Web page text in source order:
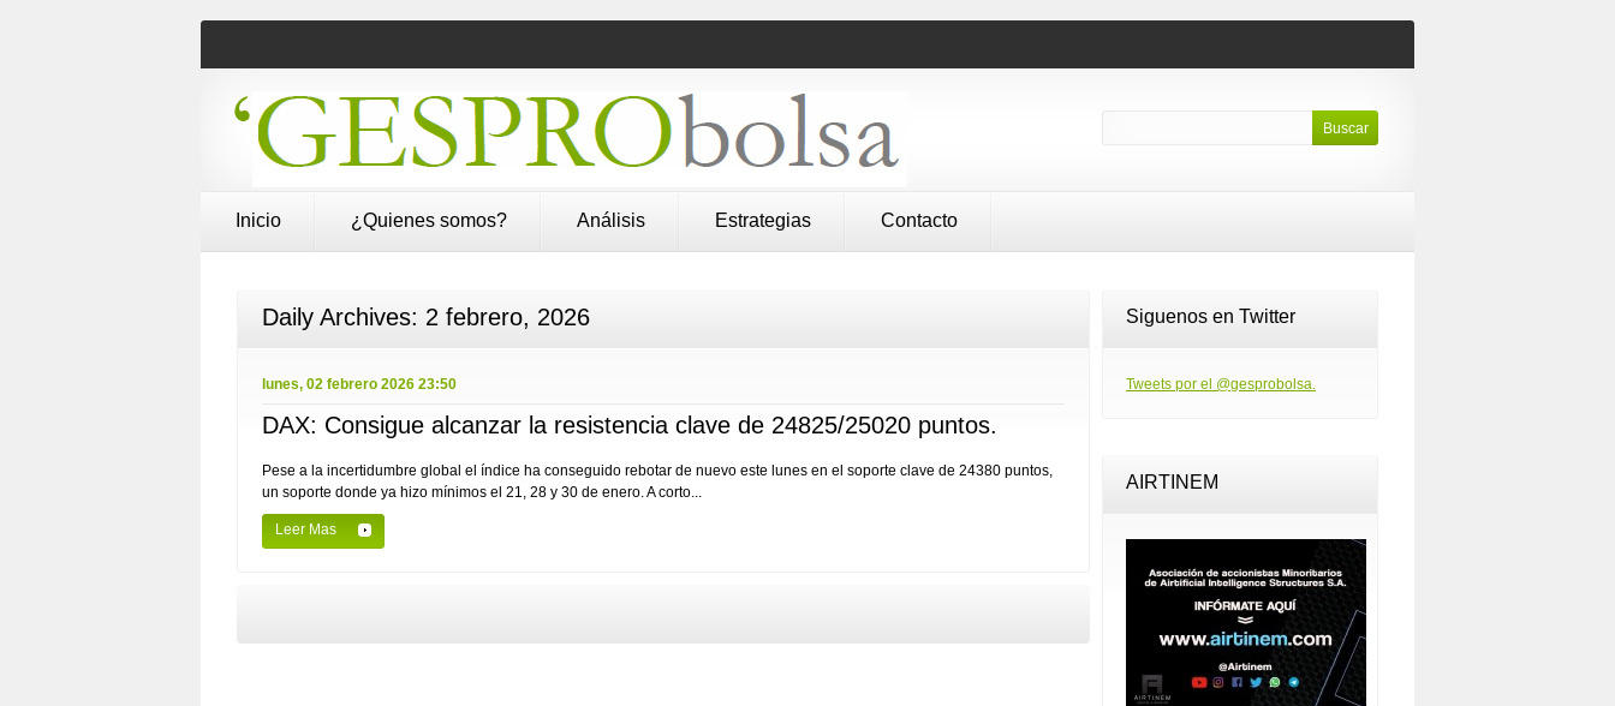
Inicio ¿Quienes somos? Análisis Estrategias Contacto
Daily Archives: 2 febrero, 2026
lunes, 02 febrero 2026 23:50
DAX: Consigue alcanzar la resistencia clave de 24825/25020 puntos.
Pese a la incertidumbre global el índice ha conseguido rebotar de nuevo este lunes en el soporte clave de 24380 puntos,
un soporte donde ya hizo mínimos el 21, 28 y 30 de enero. A corto...
Leer Mas
Siguenos en Twitter
Tweets por el @gesprobolsa.
AIRTINEM